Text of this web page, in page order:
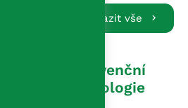
Zobrazit vše
Intervenční
kardiologie